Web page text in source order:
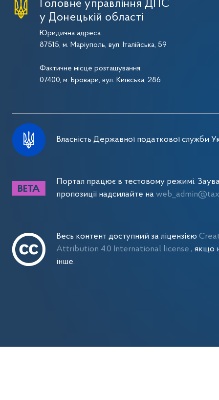
Головне управління ДПС
у Донецькій області
Юридична адреса:
87515, м. Маріуполь, вул. Італійська, 59
Фактичне місце розташування:
07400, м. Бровари, вул. Київська, 286
Власність Державної податкової служби
Портал працює в тестовому режимі.
пропозиції надсилайте на
Весь контент доступний за ліцензією
Attribution 4.0 International license , якщо
інше.